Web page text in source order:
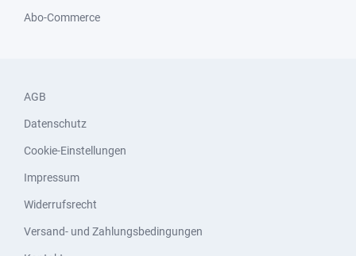
Abo-Commerce
AGB
Datenschutz
Cookie-Einstellungen
Impressum
Widerrufsrecht
Versand- und Zahlungsbedingungen